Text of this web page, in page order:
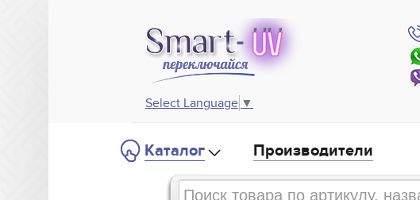
Select Language ▼
Каталог Производители